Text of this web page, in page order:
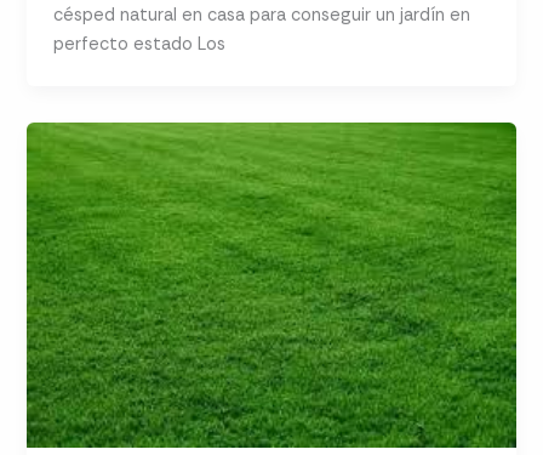
césped natural en casa para conseguir un jardín en
perfecto estado Los